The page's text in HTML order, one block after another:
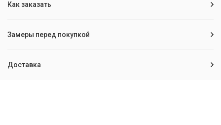
Как заказать
Замеры перед покупкой
Доставка